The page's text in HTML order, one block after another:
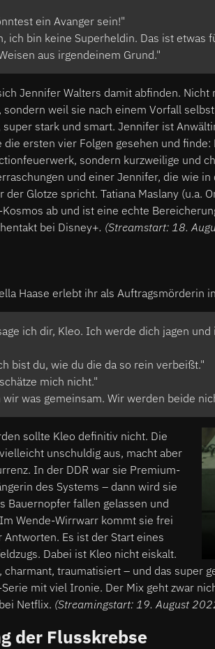
ein Avanger sein!"
ich bin keine Superheldin. Das ist etwas
aus irgendeinem Grund."
Jennifer Walters damit abfinden.
sondern weil sie nach einem Vorfall
super stark und smart. Jennifer ist
die ersten vier Folgen gesehen und finde:
sondern kurzweilige und
und einer Jennifer, die wie
der Glotze spricht. Tatiana Maslany (u.a.
ab und ist eine echte
bei Disney+. (Streamstart: 18.
Haase erlebt ihr als Auftragsmörderin
ich dir, Kleo. Ich werde dich jagen
bist du, wie du die da so rein verbeißt."
mich nicht."
wir was gemeinsam. Wir werden beide
sollte Kleo definitiv nicht. Die
unschuldig aus, macht aber
In der DDR war sie Premium-
des Systems – dann wird sie
Bauernopfer fallen gelassen und
Wende-Wirrwarr kommt sie frei
Es ist der Start eines
Dabei ist Kleo nicht eiskalt.
charmant, traumatisiert – und das super
mit viel Ironie. Der Mix geht zwar
Netflix. (Streamingstart: 19. August
der Flusskrebse